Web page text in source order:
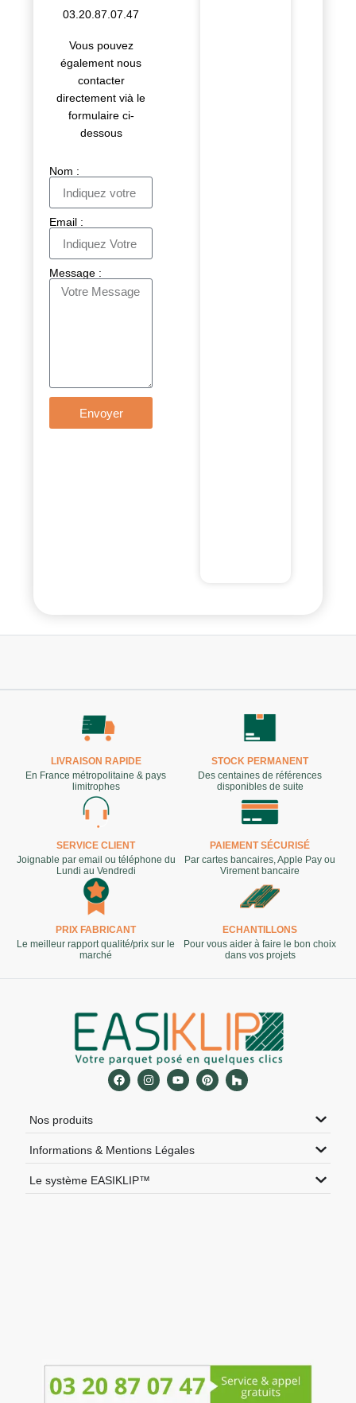
03.20.87.07.47
Vous pouvez
également nous
contacter
directement vià le
formulaire ci-
dessous
Nom :
Email :
Message :
Envoyer
LIVRAISON RAPIDE
En France métropolitaine & pays
limitrophes
STOCK PERMANENT
Des centaines de références
disponibles de suite
SERVICE CLIENT
Joignable par email ou téléphone du
Lundi au Vendredi
PAIEMENT SÉCURISÉ
Par cartes bancaires, Apple Pay ou
Virement bancaire
PRIX FABRICANT
Le meilleur rapport qualité/prix sur le
marché
ECHANTILLONS
Pour vous aider à faire le bon choix
dans vos projets
Nos produits
Informations & Mentions Légales
Le système EASIKLIP™